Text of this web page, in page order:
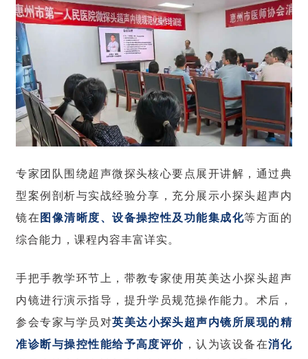
专家团队围绕超声微探头核心要点展开讲解，通过典
型案例剖析与实战经验分享，充分展示小探头超声内
镜在 图像清晰度、设备操控性及功能集成化等方面的
综合能力，课程内容丰富详实。
手把手教学环节上，带教专家使用英美达小探头超声
内镜进行演示指导，提升学员规范操作能力。术后，
参会专家与学员对英美达小探头超声内镜所展现的精
准诊断与操控性能给予高度评价 ，认为该设备在消化